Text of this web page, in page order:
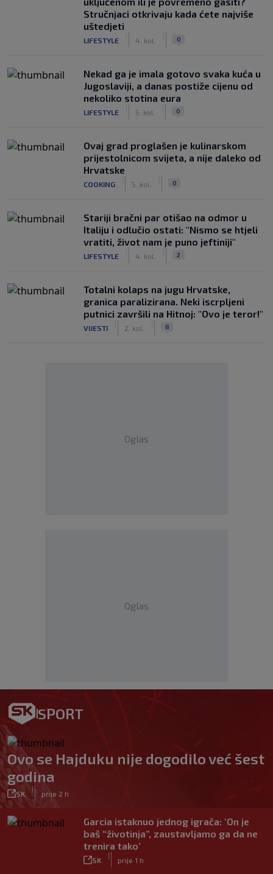
Stručnjaci otkrivaju kada ćete najviše
uštedjeti
LIFESTYLE 4. kol. 0
Nekad ga je imala gotovo svaka kuća u
Jugoslaviji, a danas postiže cijenu od
nekoliko stotina eura
LIFESTYLE 5. kol. 0
Ovaj grad proglašen je kulinarskom
prijestolnicom svijeta, a nije daleko od
Hrvatske
COOKING 5. kol. 0
Stariji bračni par otišao na odmor u
Italiju i odlučio ostati: "Nismo se htjeli
vratiti, život nam je puno jeftiniji"
LIFESTYLE 4. kol. 2
Totalni kolaps na jugu Hrvatske,
granica paralizirana. Neki iscrpljeni
putnici završili na Hitnoj: "Ovo je teror!"
VIJESTI 2. kol. 8
Oglas
Oglas
SPORT
Ovo se Hajduku nije dogodilo već šest
godina
SK
|
prije 2 h
Garcia istaknuo jednog igrača: ‘On je
baš “životinja”, zaustavljamo ga da ne
trenira tako’
SK
|
prije 1 h